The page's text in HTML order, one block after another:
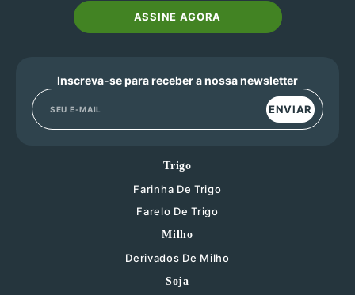
ASSINE AGORA
Inscreva-se para receber a nossa newsletter
ENVIAR
Trigo
Farinha De Trigo
Farelo De Trigo
Milho
Derivados De Milho
Soja